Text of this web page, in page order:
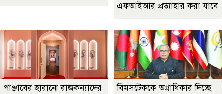
এফআইআর প্রত্যাহার করা যাবে
পাঞ্জাবের হারানো রাজকন্যাদের
বিমসটেককে অগ্রাধিকার দিচ্ছে